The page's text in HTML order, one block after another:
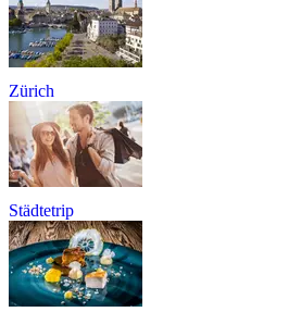
Zürich
Städtetrip